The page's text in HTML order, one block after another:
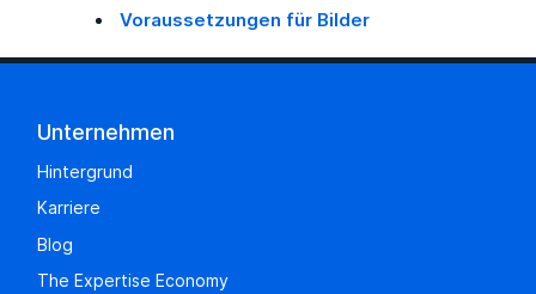
Voraussetzungen für Bilder
Unternehmen
Hintergrund
Karriere
Blog
The Expertise Economy